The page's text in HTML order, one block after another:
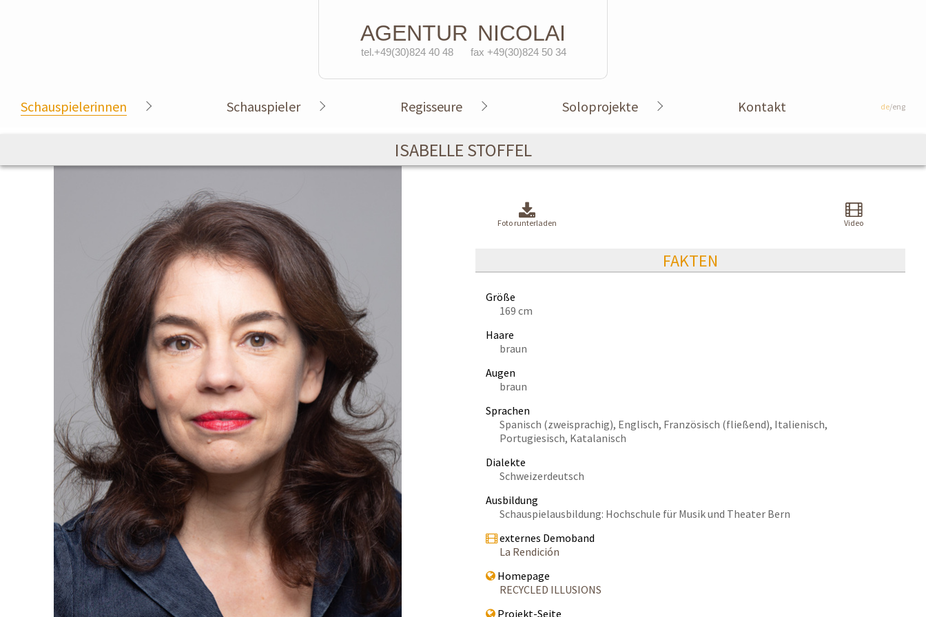
AGENTUR NICOLAI
tel.+49(30)824 40 48 fax +49(30)824 50 34
Schauspielerinnen Schauspieler Regisseure Soloprojekte Kontakt de/eng
ISABELLE STOFFEL
Foto runterladen Video
FAKTEN
Größe
169 cm
Haare
braun
Augen
braun
Sprachen
Spanisch (zweisprachig), Englisch, Französisch (fließend), Italienisch,
Portugiesisch, Katalanisch
Dialekte
Schweizerdeutsch
Ausbildung
Schauspielausbildung: Hochschule für Musik und Theater Bern
externes Demoband
La Rendición
Homepage
RECYCLED ILLUSIONS
Projekt-Seite